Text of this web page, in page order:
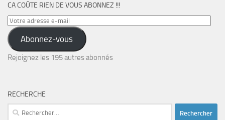
CA COÛTE RIEN DE VOUS ABONNEZ !!!
Votre
adresse
e-
mail
Abonnez-vous
Rejoignez les 195 autres abonnés
RECHERCHE
Rechercher :